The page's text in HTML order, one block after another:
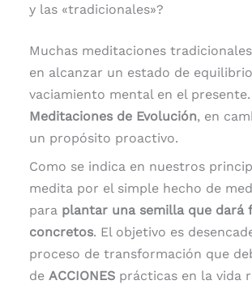
y las «tradicionales»?
Muchas meditaciones
en alcanzar un estado de
vaciamiento mental en el
Meditaciones de Evolución, en
un propósito proactivo.
Como se indica en nuestros
medita por el simple hecho de
para plantar una semilla que dará
concretos. El objetivo es
proceso de transformación que
de ACCIONES prácticas en la vida